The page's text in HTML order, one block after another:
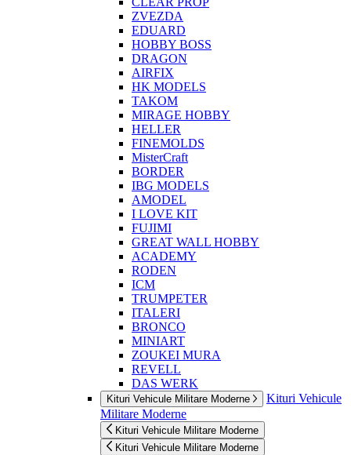
ZVEZDA
EDUARD
HOBBY BOSS
DRAGON
AIRFIX
HK MODELS
TAKOM
MIRAGE HOBBY
HELLER
FINEMOLDS
MisterCraft
BORDER
IBG MODELS
AMODEL
I LOVE KIT
FUJIMI
GREAT WALL HOBBY
ACADEMY
RODEN
ICM
TRUMPETER
ITALERI
BRONCO
MINIART
ZOUKEI MURA
REVELL
DAS WERK
Kituri Vehicule Militare Moderne
Kituri Vehicule
Militare Moderne
Kituri Vehicule Militare Moderne
Kituri Vehicule Militare Moderne